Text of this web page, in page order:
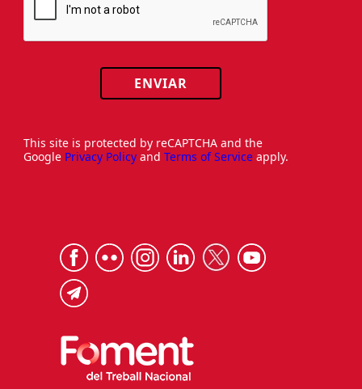
ENVIAR
This site is protected by reCAPTCHA and the
Google Privacy Policy and Terms of Service apply.